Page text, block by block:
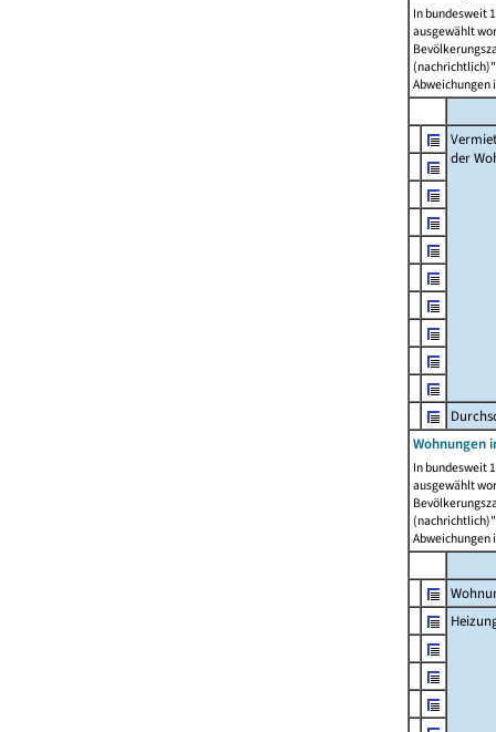
In bundesweit
ausgewählt
Abweichungen
der
Wohnungen
In bundesweit
ausgewählt
Abweichungen